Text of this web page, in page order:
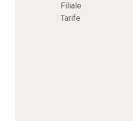
Filiale
Tarife